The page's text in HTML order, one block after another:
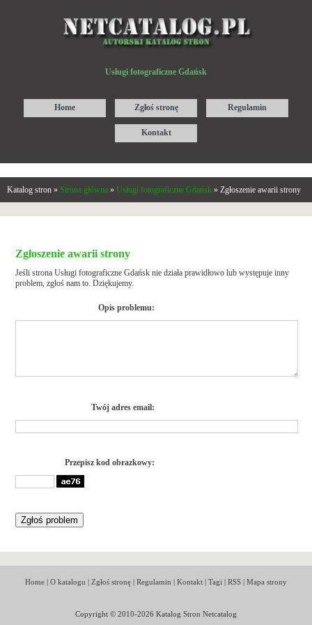
Usługi fotograficzne Gdańsk
Home Zgłoś stronę Regulamin
Kontakt
Katalog stron » Strona główna » Usługi fotograficzne Gdańsk » Zgłoszenie awarii strony
Zgłoszenie awarii strony
Jeśli strona Usługi fotograficzne Gdańsk nie działa prawidłowo lub występuje inny
problem, zgłoś nam to. Dziękujemy.
Opis problemu:
Twój adres email:
Przepisz kod obrazkowy:
Home| O katalogu | Zgłoś stronę| Regulamin | Kontakt| Tagi | RSS| Mapa strony
Copyright © 2010-2026 Katalog Stron Netcatalog